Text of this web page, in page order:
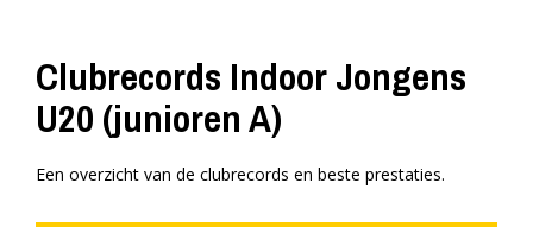
Clubrecords Indoor Jongens
U20 (junioren A)
Een overzicht van de clubrecords en beste prestaties.